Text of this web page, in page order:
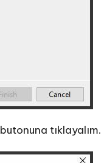
butonuna tıklayalım.